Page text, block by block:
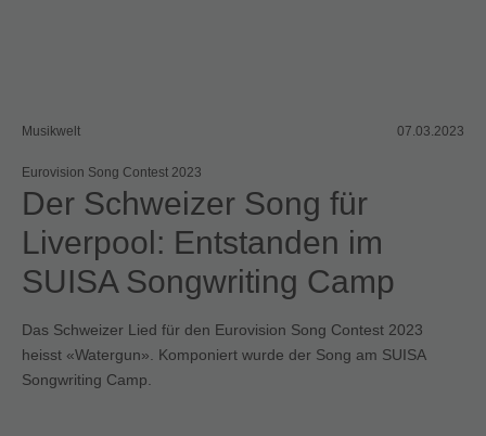
Musikwelt 07.03.2023
Eurovision Song Contest 2023
Der Schweizer Song für
Liverpool: Entstanden im
SUISA Songwriting Camp
Das Schweizer Lied für den Eurovision Song Contest 2023
heisst «Watergun». Komponiert wurde der Song am SUISA
Songwriting Camp.